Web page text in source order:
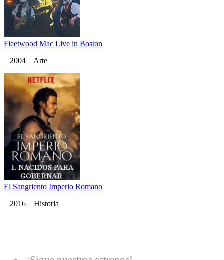
Fleetwood Mac Live in Boston
2004 Arte
El Sangriento Imperio Romano
2016 Historia